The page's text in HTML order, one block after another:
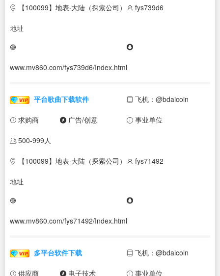
【100099】地表·大陆（探索公司）
地址
fys739d6
www.mv860.com/fys739d6/Index.html
平台歌曲下载软件 飞机：@bdaicoin
求购商 广告/创意 事业单位
500-999人
【100099】地表·大陆（探索公司）
地址
fys71492
www.mv860.com/fys71492/Index.html
多平台软件下载 飞机：@bdaicoin
供应商 电子技术 事业单位